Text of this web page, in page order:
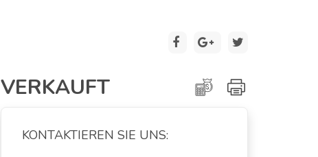
VERKAUFT
KONTAKTIEREN SIE UNS: